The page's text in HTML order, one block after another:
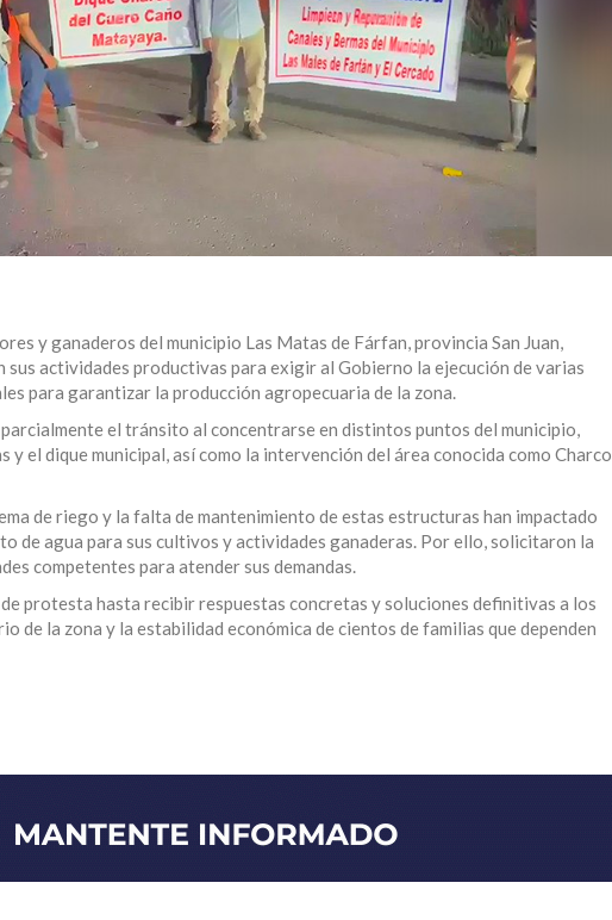
y ganaderos del municipio Las Matas de Fárfan, provincia San Juan,
actividades productivas para exigir al Gobierno la ejecución de varias
para garantizar la producción agropecuaria de la zona.
el tránsito al concentrarse en distintos puntos del municipio,
el dique municipal, así como la intervención del área conocida como Charco
de riego y la falta de mantenimiento de estas estructuras han impactado
de agua para sus cultivos y actividades ganaderas. Por ello, solicitaron la
competentes para atender sus demandas.
protesta hasta recibir respuestas concretas y soluciones definitivas a los
de la zona y la estabilidad económica de cientos de familias que dependen